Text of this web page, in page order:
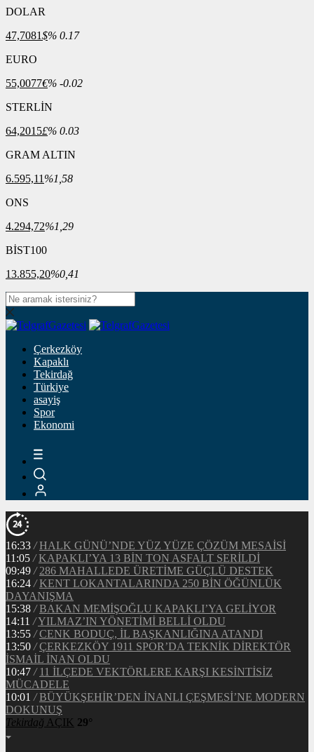
DOLAR
47,7081$% 0.17
EURO
55,0077€% -0.02
STERLİN
64,2015£% 0.03
GRAM ALTIN
6.595,11 %1,58
ONS
4.294,72%1,29
BİST100
13.855,20%0,41
Çerkezköy
Kapaklı
Tekirdağ
Türkiye
asayiş
Spor
Ekonomi
16:33 / HALK GÜNÜ’NDE YÜZ YÜZE ÇÖZÜM MESAİSİ
11:05 / KAPAKLI’YA 13 BİN TON ASFALT SERİLDİ
09:49 / 286 MAHALLEDE ÜRETİME GÜÇLÜ DESTEK
16:24 / KENT LOKANTALARINDA 250 BİN ÖĞÜNLÜK
DAYANIŞMA
15:38 / BAKAN MEMİŞOĞLU KAPAKLI’YA GELİYOR
14:11 /YILMAZ’IN YÖNETİMİ BELLİ OLDU
13:55 / CENK BODUÇ, İL BAŞKANLIĞINA ATANDI
13:50 / ÇERKEZKÖY 1911 SPOR’DA TEKNİK DİREKTÖR
İSMAİL İNAN OLDU
10:47 / 11 İLÇEDE VEKTÖRLERE KARŞI KESİNTİSİZ
MÜCADELE
10:01 / BÜYÜKŞEHİR’DEN İNANLI ÇEŞMESİ’NE MODERN
DOKUNUŞ
Tekirdağ AÇIK 29°